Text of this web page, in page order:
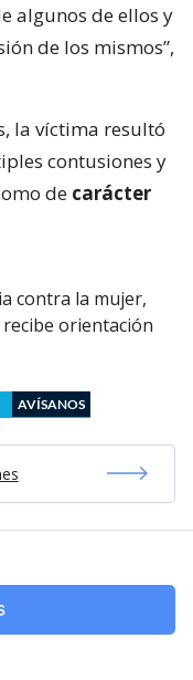
algunos de ellos y
de los mismos”,
la víctima resultó
contusiones y
de carácter
contra la mujer,
orientación
AVÍSANOS